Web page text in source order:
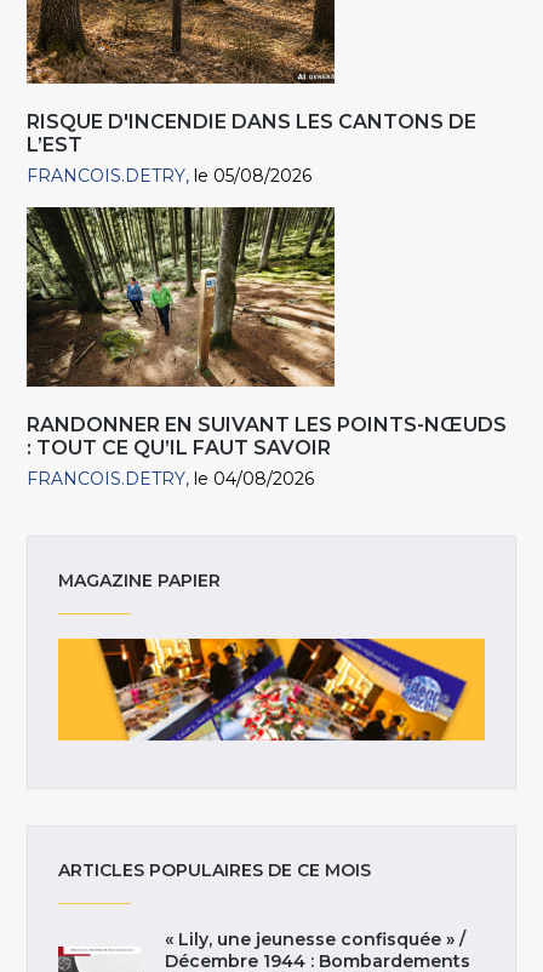
RISQUE D'INCENDIE DANS LES CANTONS DE
L’EST
FRANCOIS.DETRY le 05/08/2026
RANDONNER EN SUIVANT LES POINTS-NŒUDS
: TOUT CE QU’IL FAUT SAVOIR
FRANCOIS.DETRY le 04/08/2026
MAGAZINE PAPIER
ARTICLES POPULAIRES DE CE MOIS
« Lily, une jeunesse confisquée » /
Décembre 1944 : Bombardements